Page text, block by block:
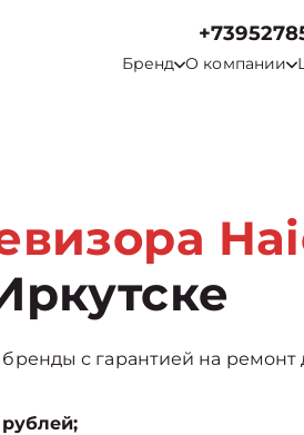
Бренд О компании
с гарантией на ремонт